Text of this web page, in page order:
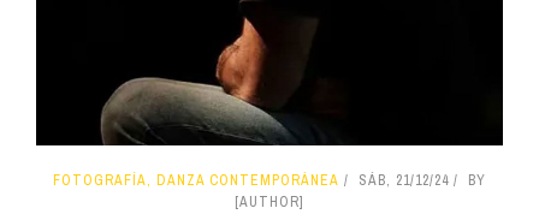
FOTOGRAFÍA, DANZA CONTEMPORÁNEA SÁB, 21/12/24
BY
[AUTHOR]